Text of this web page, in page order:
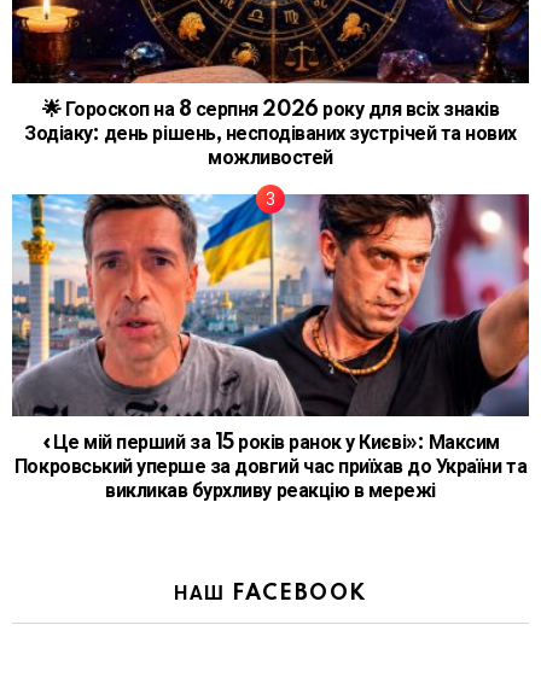
🌟 Гороскоп на 8 серпня 2026 року для всіх знаків
Зодіаку: день рішень, несподіваних зустрічей та нових
можливостей
«Це мій перший за 15 років ранок у Києві»: Максим
Покровський уперше за довгий час приїхав до України та
викликав бурхливу реакцію в мережі
НАШ FACEBOOK